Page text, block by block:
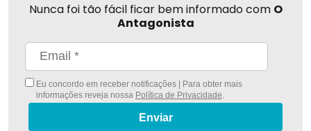
Nunca foi tão fácil ficar bem informado com O
Antagonista
Eu concordo em receber notificações | Para obter mais
informações reveja nossa Política de Privacidade
Enviar